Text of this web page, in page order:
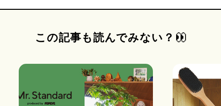
この記事も読んでみない？